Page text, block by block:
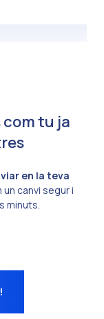
tu ja
en la teva
canvi segur i
minuts.